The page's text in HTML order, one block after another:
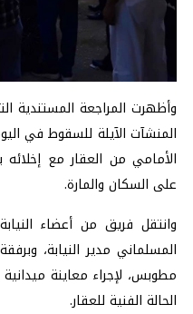
وأظهرت المراجعة المستندية
المنشآت الآيلة للسقوط في
الأمامي من العقار مع
على السكان والمارة.
وانتقل فريق من أعضاء
المسلماني مدير النيابة،
مطوبس، لإجراء معاينة
الحالة الفنية للعقار.